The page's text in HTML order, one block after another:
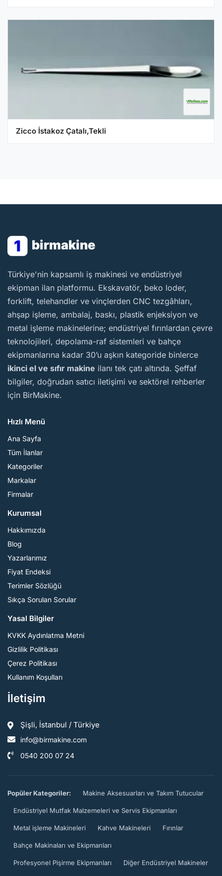
Zicco İstakoz Çatalı,Tekli
1 birmakine
BirMakine
Türkiye'nin kapsamlı iş makinesi ve endüstriyel
ekipman ilan platformu. Ekskavatör, beko loder,
forklift, telehandler ve vinçlerden CNC tezgâhları,
ahşap işleme, ambalaj, baskı, plastik enjeksiyon ve
metal işleme makinelerine; endüstriyel fırınlardan çevre
teknolojileri, depolama-raf sistemleri ve bahçe
ekipmanlarına kadar 30’u aşkın kategoride binlerce
ikinci el ve sıfır makine ilanı tek çatı altında. Şeffaf
bilgiler, doğrudan satıcı iletişimi ve sektörel rehberler
için BirMakine.
Hızlı Menü
Ana Sayfa
Tüm İlanlar
Kategoriler
Markalar
Firmalar
Kurumsal
Hakkımızda
Blog
Yazarlarımız
Fiyat Endeksi
Terimler Sözlüğü
Sıkça Sorulan Sorular
Yasal Bilgiler
KVKK Aydınlatma Metni
Gizlilik Politikası
Çerez Politikası
Kullanım Koşulları
İletişim
Şişli, İstanbul / Türkiye
info@birmakine.com
0540 200 07 24
Popüler Kategoriler: Makine Aksesuarları ve Takım Tutucular
Endüstriyel Mutfak Malzemeleri ve Servis Ekipmanları
Metal işleme Makineleri Kahve Makineleri Fırınlar
Bahçe Makinaları ve Ekipmanları
Profesyonel Pişirme Ekipmanları Diğer Endüstriyel Makineler